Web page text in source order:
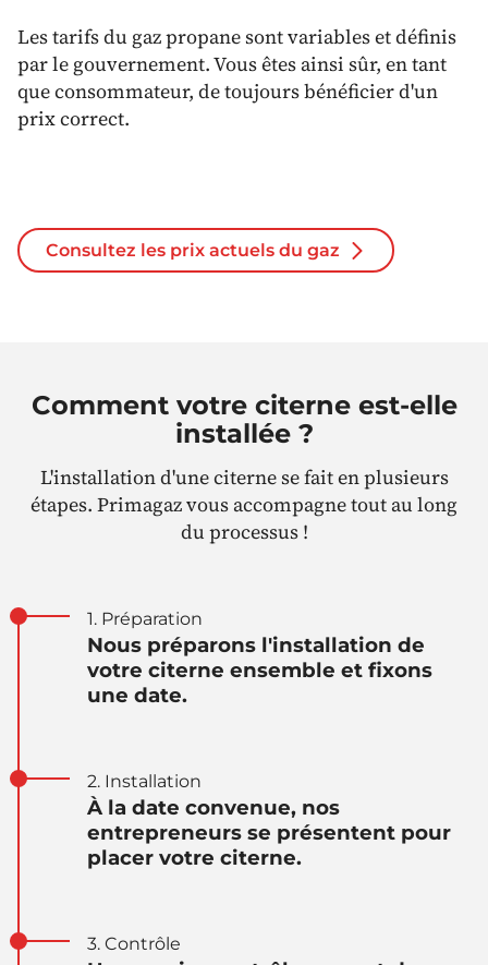
Les tarifs du gaz propane sont variables et définis
par le gouvernement. Vous êtes ainsi sûr, en tant
que consommateur, de toujours bénéficier d'un
prix correct.
Consultez les prix actuels du gaz
Comment votre citerne est-elle
installée ?
L'installation d'une citerne se fait en plusieurs
étapes. Primagaz vous accompagne tout au long
du processus !
1. Préparation
Nous préparons l'installation de
votre citerne ensemble et fixons
une date.
2. Installation
À la date convenue, nos
entrepreneurs se présentent pour
placer votre citerne.
3. Contrôle